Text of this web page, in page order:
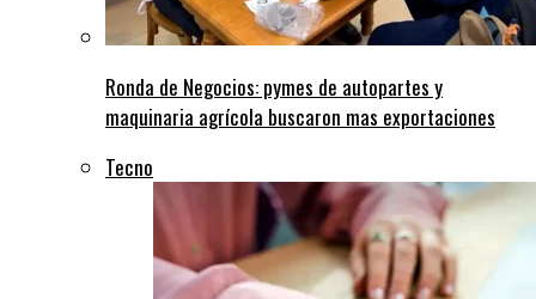
Ronda de Negocios: pymes de autopartes y
maquinaria agrícola buscaron mas exportaciones
Tecno